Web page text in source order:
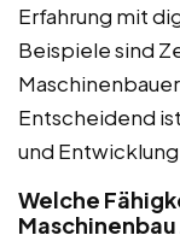
Erfahrung mit
Beispiele sind
Entscheidend
und
Welche